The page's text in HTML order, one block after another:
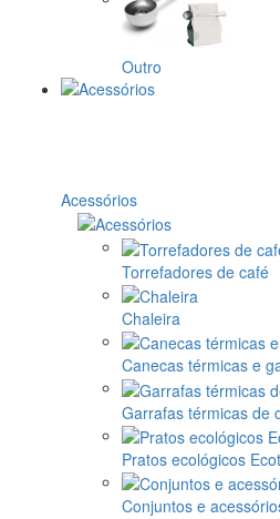
Outro
Acessórios
Torrefadores de café
Chaleira
Canecas térmicas e
Garrafas térmicas de
Pratos ecológicos
Conjuntos e